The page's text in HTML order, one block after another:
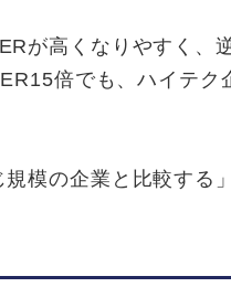
が高くなりやすく、
倍でも、ハイテ
模の企業と比較する